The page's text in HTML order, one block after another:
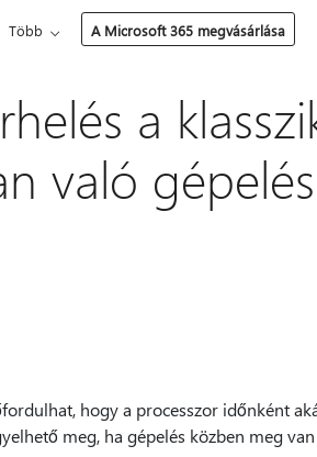
Több A Microsoft 365 megvásárlása
a
való
hogy a processzor időnként
meg, ha gépelés közben meg